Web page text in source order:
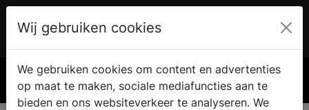
€ 0.00
Wij gebruiken cookies
We gebruiken cookies om content en advertenties
op maat te maken, sociale mediafuncties aan te
bieden en ons websiteverkeer te analyseren. We